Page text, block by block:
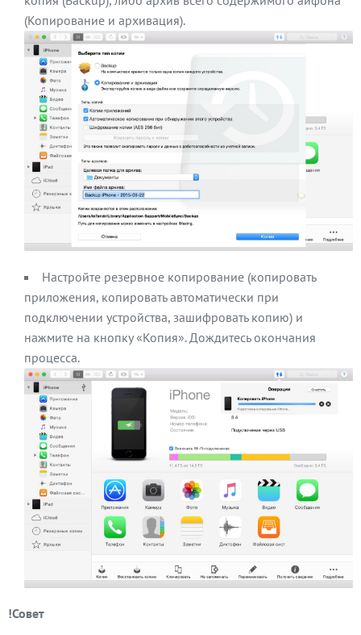
(Копирование и архивация).
Настройте резервное копирование (копировать
приложения, копировать автоматически при
подключении устройства, зашифровать копию) и
нажмите на кнопку «Копия». Дождитесь окончания
процесса.
!Совет